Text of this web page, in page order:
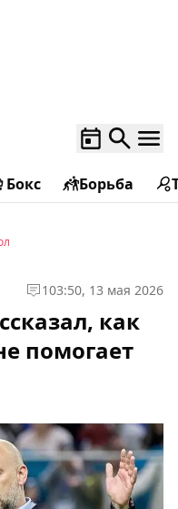
Бокс Борьба
103:50, 13 мая 2026
как
помогает